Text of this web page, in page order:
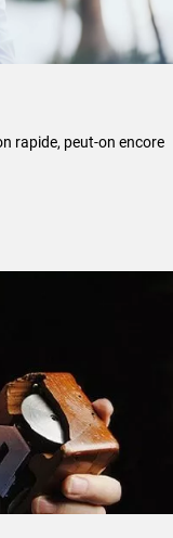
rapide, peut-on encore